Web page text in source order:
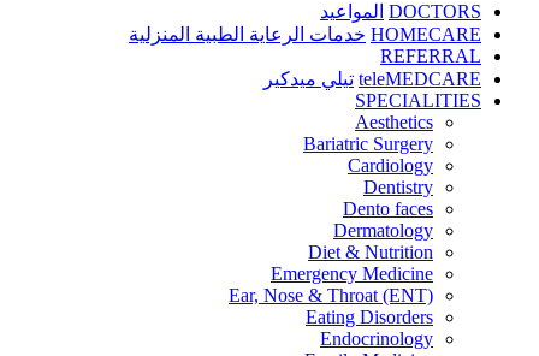
DOCTORS المواعيد
HOMECARE خدمات الرعاية الطبية المنزلية
REFERRAL
teleMEDCARE تيلي ميدكير
SPECIALITIES
Aesthetics
Bariatric Surgery
Cardiology
Dentistry
Dento faces
Dermatology
Diet & Nutrition
Emergency Medicine
Ear, Nose & Throat (ENT)
Eating Disorders
Endocrinology